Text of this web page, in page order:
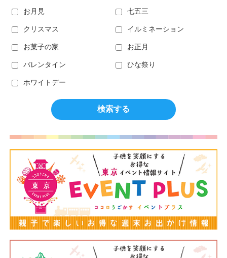
お月見 七五三
クリスマス イルミネーション
お菓子の家 お正月
バレンタイン ひな祭り
ホワイトデー